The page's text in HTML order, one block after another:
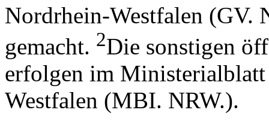
Nordrhein-Westfalen (GV.
gemacht. 2Die sonstigen
erfolgen im
Westfalen (MBI. NRW.).